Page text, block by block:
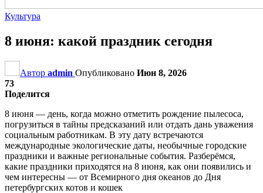
Культура
8 июня: какой праздник сегодня
Автор admin Опубликовано Июн 8, 2026
73
Поделится
8 июня — день, когда можно отметить рождение пылесоса,
погрузиться в тайны предсказаний или отдать дань уважения
социальным работникам. В эту дату встречаются
международные экологические даты, необычные городские
праздники и важные региональные события. Разберёмся,
какие праздники приходятся на 8 июня, как они появились и
чем интересны — от Всемирного дня океанов до Дня
петербургских котов и кошек